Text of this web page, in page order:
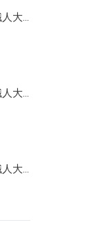
【重量屋 建設】職人大募集（未経験大歓迎）神戸～全国へ
【重量屋 建設】職人大募集（未経験大歓迎）神戸～全国へ
【重量屋 建設】職人大募集（未経験大歓迎）神戸～全国へ